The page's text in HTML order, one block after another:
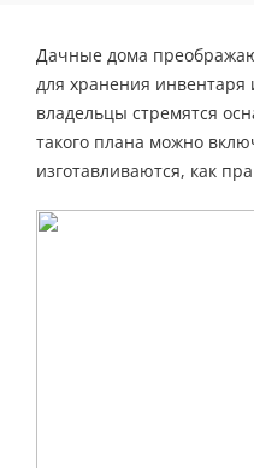
Дачные дома
для хранения
владельцы стремятся
такого плана можно
изготавливаются, как